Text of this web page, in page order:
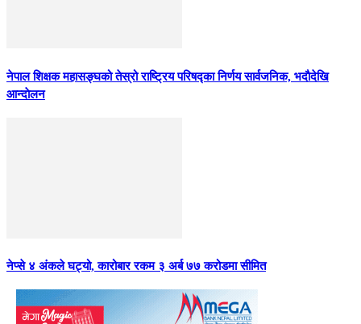
नेपाल शिक्षक महासङ्घको तेस्रो राष्ट्रिय परिषद्का निर्णय सार्वजनिक, भदाैदेखि
आन्दाेलन
नेप्से ४ अंकले घट्यो, कारोबार रकम ३ अर्ब ७७ करोडमा सीमित